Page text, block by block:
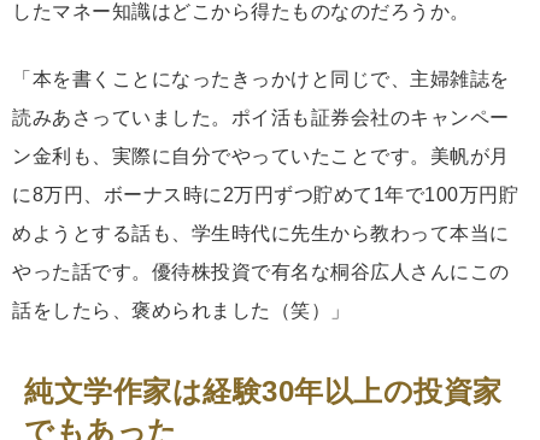
したマネー知識はどこから得たものなのだろうか。
「本を書くことになったきっかけと同じで、主婦雑誌を
読みあさっていました。ポイ活も証券会社のキャンペー
ン金利も、実際に自分でやっていたことです。美帆が月
に8万円、ボーナス時に2万円ずつ貯めて1年で100万円貯
めようとする話も、学生時代に先生から教わって本当に
やった話です。優待株投資で有名な桐谷広人さんにこの
話をしたら、褒められました（笑）」
純文学作家は経験30年以上の投資家
でもあった